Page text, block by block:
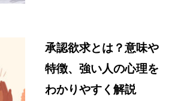
承認欲求とは？意味や
特徴、強い人の心理を
わかりやすく解説